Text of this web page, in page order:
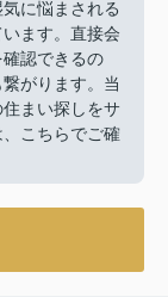
に悩まされる
ます。直接会
認できるの
がります。当
まい探しをサ
こちらでご確